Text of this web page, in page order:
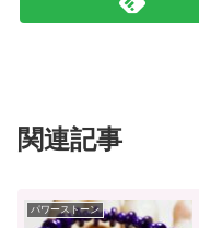
関連記事
パワーストーン